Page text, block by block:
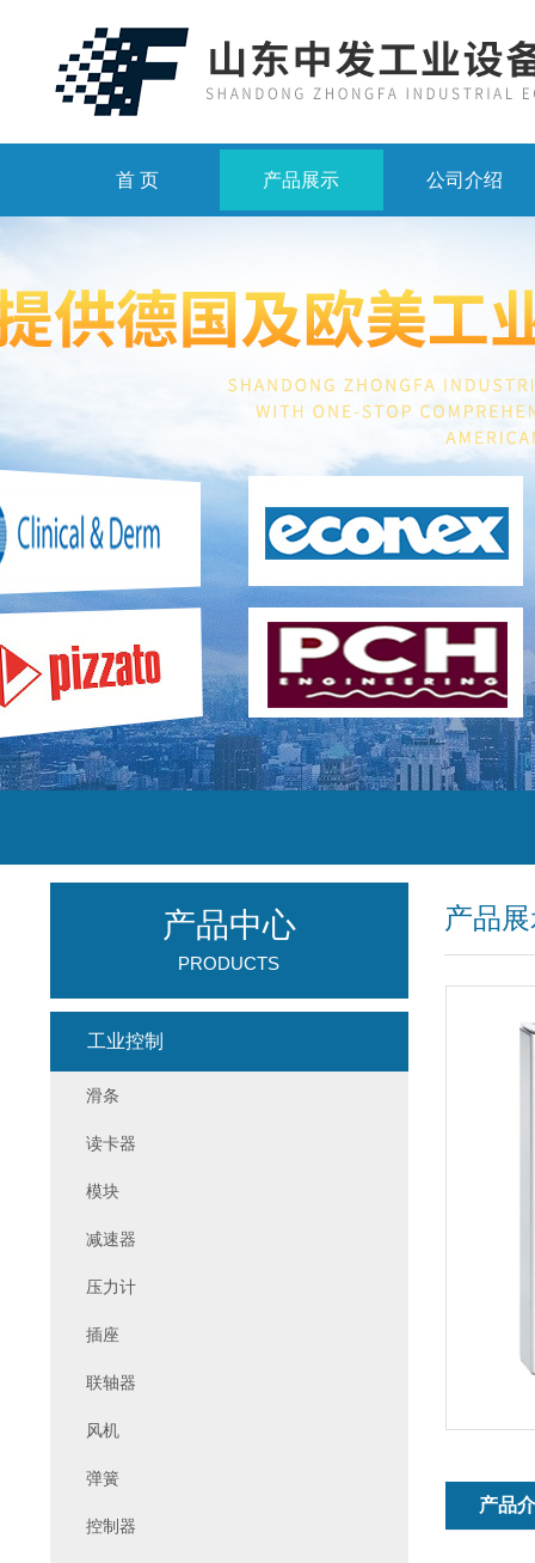
首 页 产品展示 公司介绍
产品
产品
产品中心
PRODUCTS
工业控制
滑条
读卡器
模块
减速器
压力计
插座
联轴器
风机
弹簧
控制器